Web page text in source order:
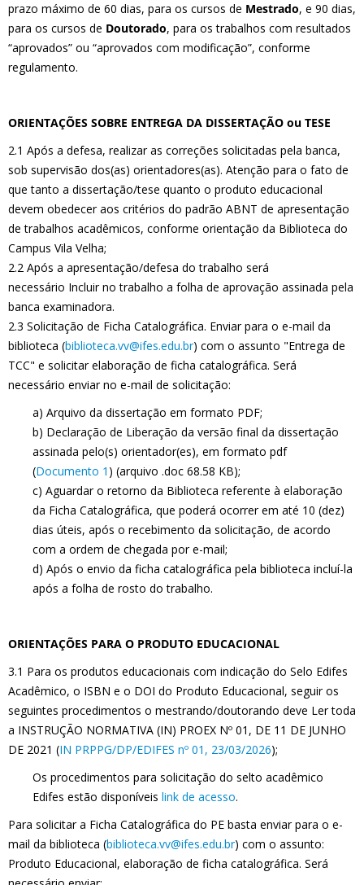
prazo máximo de 60 dias, para os cursos de Mestrado, e 90 dias,
para os cursos de Doutorado, para os trabalhos com resultados
“aprovados” ou “aprovados com modificação”, conforme
regulamento.
ORIENTAÇÕES SOBRE ENTREGA DA DISSERTAÇÃO ou TESE
2.1 Após a defesa, realizar as correções solicitadas pela banca,
sob supervisão dos(as) orientadores(as). Atenção para o fato de
que tanto a dissertação/tese quanto o produto educacional
devem obedecer aos critérios do padrão ABNT de apresentação
de trabalhos acadêmicos, conforme orientação da Biblioteca do
Campus Vila Velha;
2.2 Após a apresentação/defesa do trabalho será
necessário Incluir no trabalho a folha de aprovação assinada pela
banca examinadora.
2.3 Solicitação de Ficha Catalográfica. Enviar para o e-mail da
biblioteca (biblioteca.vv@ifes.edu.br) com o assunto "Entrega de
TCC" e solicitar elaboração de ficha catalográfica. Será
necessário enviar no e-mail de solicitação:
a) Arquivo da dissertação em formato PDF;
b) Declaração de Liberação da versão final da dissertação
assinada pelo(s) orientador(es), em formato pdf
(Documento 1 ) (arquivo .doc 68.58 KB);
c) Aguardar o retorno da Biblioteca referente à elaboração
da Ficha Catalográfica, que poderá ocorrer em até 10 (dez)
dias úteis, após o recebimento da solicitação, de acordo
com a ordem de chegada por e-mail;
d) Após o envio da ficha catalográfica pela biblioteca incluí-la
após a folha de rosto do trabalho.
ORIENTAÇÕES PARA O PRODUTO EDUCACIONAL
3.1 Para os produtos educacionais com indicação do Selo Edifes
Acadêmico, o ISBN e o DOI do Produto Educacional, seguir os
seguintes procedimentos o mestrando/doutorando deve Ler toda
a INSTRUÇÃO NORMATIVA (IN) PROEX Nº 01, DE 11 DE JUNHO
DE 2021 (IN PRPPG/DP/EDIFES nº 01, 23/03/2026);
Os procedimentos para solicitação do selto acadêmico
Edifes estão disponíveis link de acesso.
Para solicitar a Ficha Catalográfica do PE basta enviar para o e-
mail da biblioteca (biblioteca.vv@ifes.edu.br) com o assunto:
Produto Educacional, elaboração de ficha catalográfica. Será